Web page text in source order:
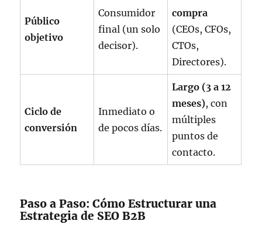
Público
objetivo
Consumidor
final (un solo
decisor).
compra
(CEOs, CFOs,
CTOs,
Directores).
Ciclo de
conversión
Inmediato o
de pocos días.
Largo (3 a 12
meses), con
múltiples
puntos de
contacto.
Paso a Paso: Cómo Estructurar una
Estrategia de SEO B2B